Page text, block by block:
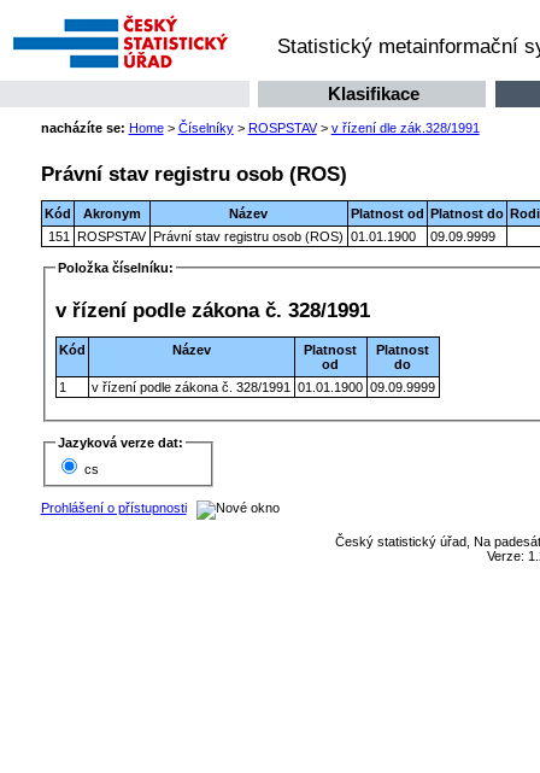
Statistický metainformační
Klasifikace
nacházíte se: Home> Číselníky> ROSPSTAV> v řízení dle zák.328/1991
Právní stav registru osob (ROS)
Kód Akronym Název Platnost od Platnost do
151
ROSPSTAV Právní stav registru osob (ROS) 01.01.1900 09.09.9999
Položka číselníku:
v řízení podle zákona č. 328/1991
Kód Název
Platnost
od
Platnost
do
1
v řízení podle zákona č. 328/1991 01.01.1900 09.09.9999
Jazyková verze dat:
cs
Prohlášení o přístupnosti
Český statistický úřad, Na
Verze: